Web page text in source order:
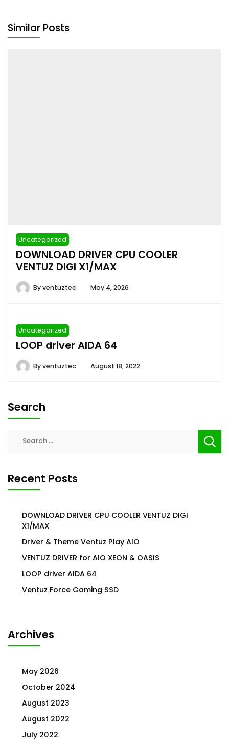
Similar Posts
Uncategorized
DOWNLOAD DRIVER CPU COOLER
VENTUZ DIGI X1/MAX
Byventuztec May 4, 2026
Uncategorized
LOOP driver AIDA 64
Byventuztec August 18, 2022
Search
Search
Recent Posts
DOWNLOAD DRIVER CPU COOLER VENTUZ DIGI
X1/MAX
Driver & Theme Ventuz Play AIO
VENTUZ DRIVER for AIO XEON & OASIS
LOOP driver AIDA 64
Ventuz Force Gaming SSD
Archives
May 2026
October 2024
August 2023
August 2022
July 2022